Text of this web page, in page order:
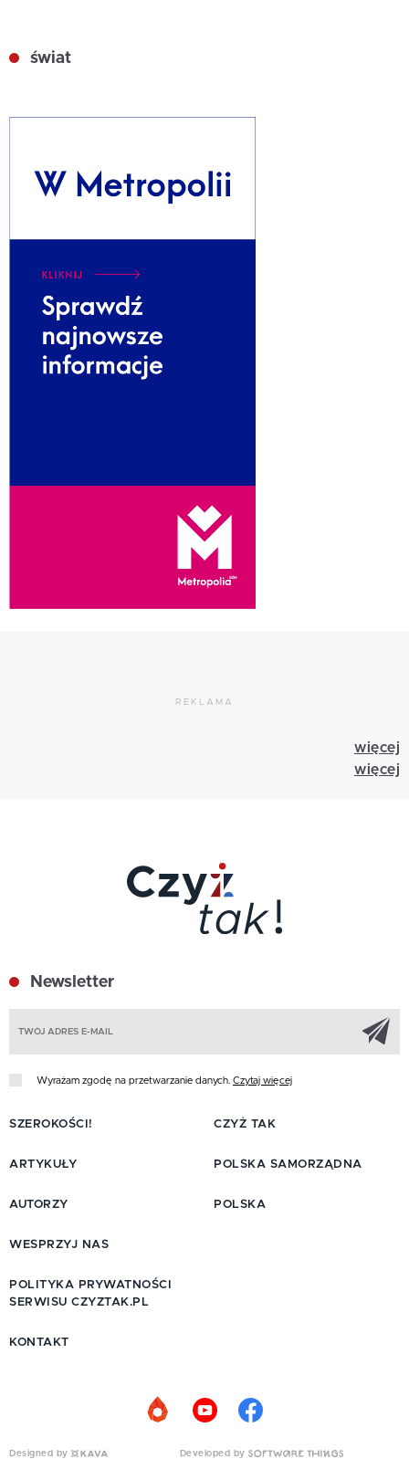
świat
REKLAMA
więcej
więcej
Newsletter
Wyrażam zgodę na przetwarzanie danych. Czytaj więcej
SZEROKOŚCI!
ARTYKUŁY
AUTORZY
CZYŻ TAK
POLSKA SAMORZĄDNA
POLSKA
WESPRZYJ NAS
POLITYKA PRYWATNOŚCI
SERWISU CZYZTAK.PL
KONTAKT
Designed by Developed by